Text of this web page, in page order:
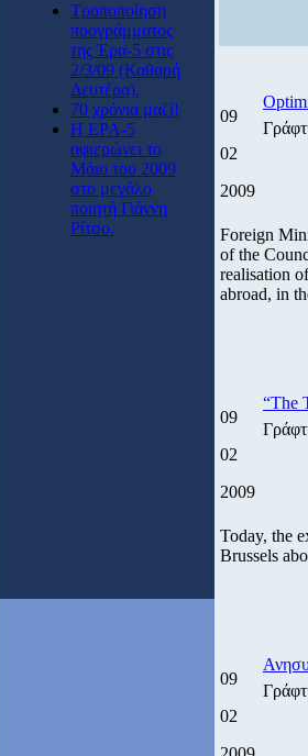
Τροποποίηση
προγράμματος
της Έρα-5 στις
2/3/09 (Καθαρή
Δευτέρα).
70 χρόνια μαζί!
Η ΕΡΑ-5
αφιερώνει το
Μάιο του 2009
στο μεγάλο
ποιητή Γιάννη
Ρίτσο.
09
02
2009
Foreign
of the
realisation
abroad, in
09
02
2009
“The
Today, the
Brussels
09
02